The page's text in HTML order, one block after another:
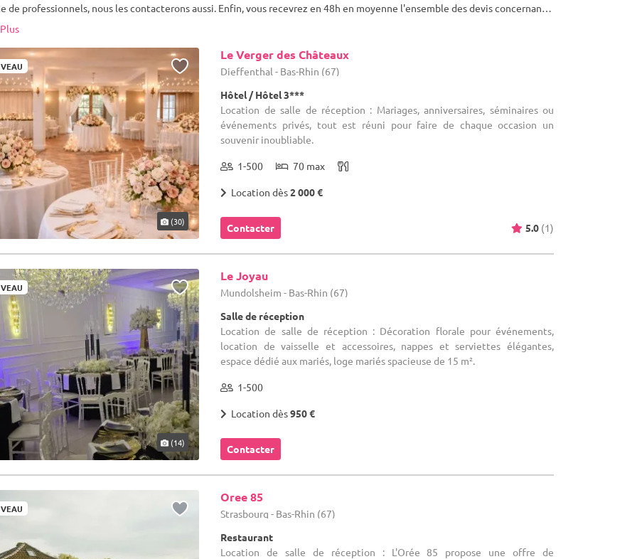
de professionnels, nous les contacterons aussi. Enfin, vous recevrez en 48h en moyenne l'ensemble des devis concernant
concernés, pour une salle de réception dans votre département Bas Rhin (67), faites tout simplement votre choix ! C'est
de cet événement, organisé par vos soins grâce à l'aide de 1001Salles !
(30)
Le Verger des Châteaux
Dieffenthal - Bas-Rhin (67)
Hôtel / Hôtel 3***
Location de salle de réception : Mariages, anniversaires, séminaires ou
événements privés, tout est réuni pour faire de chaque occasion un
souvenir inoubliable.
1-500 70 max
Location dès2 000 €
Contacter 5.0 (1)
(14)
Le Joyau
Mundolsheim - Bas-Rhin (67)
Salle de réception
Location de salle de réception : Décoration florale pour événements,
location de vaisselle et accessoires, nappes et serviettes élégantes,
espace dédié aux mariés, loge mariés spacieuse de 15 m².
1-500
Location dès950 €
Contacter
Oree 85
Strasbourg - Bas-Rhin (67)
Restaurant
Location de salle de réception : L'Orée 85 propose une offre de